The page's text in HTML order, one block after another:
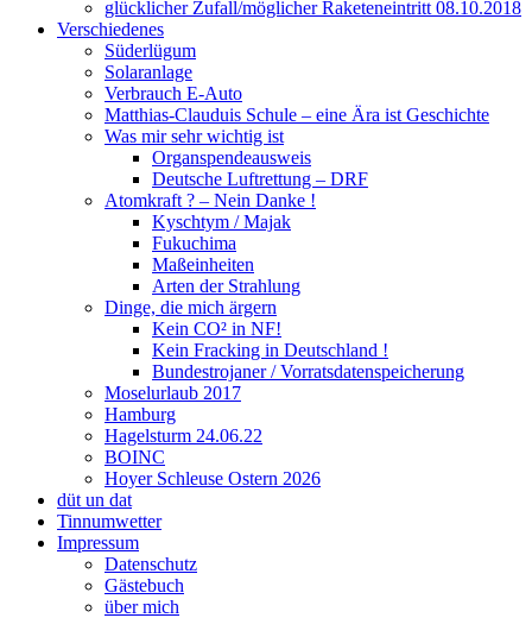
glücklicher Zufall/möglicher Raketeneintritt 08.10.2018
Verschiedenes
Süderlügum
Solaranlage
Verbrauch E-Auto
Matthias-Clauduis Schule – eine Ära ist Geschichte
Was mir sehr wichtig ist
Organspendeausweis
Deutsche Luftrettung – DRF
Atomkraft ? – Nein Danke !
Kyschtym / Majak
Fukuchima
Maßeinheiten
Arten der Strahlung
Dinge, die mich ärgern
Kein CO² in NF!
Kein Fracking in Deutschland !
Bundestrojaner / Vorratsdatenspeicherung
Moselurlaub 2017
Hamburg
Hagelsturm 24.06.22
BOINC
Hoyer Schleuse Ostern 2026
düt un dat
Tinnumwetter
Impressum
Datenschutz
Gästebuch
über mich